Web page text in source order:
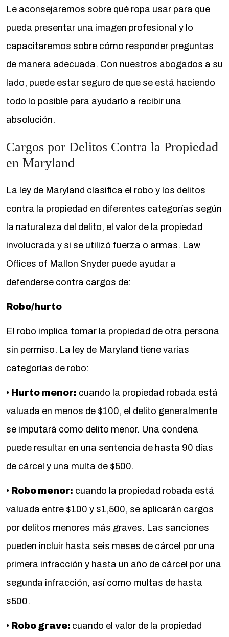
Le aconsejaremos sobre qué ropa usar para que
pueda presentar una imagen profesional y lo
capacitaremos sobre cómo responder preguntas
de manera adecuada. Con nuestros abogados a su
lado, puede estar seguro de que se está haciendo
todo lo posible para ayudarlo a recibir una
absolución.
Cargos por Delitos Contra la Propiedad
en Maryland
La ley de Maryland clasifica el robo y los delitos
contra la propiedad en diferentes categorías según
la naturaleza del delito, el valor de la propiedad
involucrada y si se utilizó fuerza o armas. Law
Offices of Mallon Snyder puede ayudar a
defenderse contra cargos de:
Robo/hurto
El robo implica tomar la propiedad de otra persona
sin permiso. La ley de Maryland tiene varias
categorías de robo:
• Hurto menor: cuando la propiedad robada está
valuada en menos de $100, el delito generalmente
se imputará como delito menor. Una condena
puede resultar en una sentencia de hasta 90 días
de cárcel y una multa de $500.
• Robo menor: cuando la propiedad robada está
valuada entre $100 y $1,500, se aplicarán cargos
por delitos menores más graves. Las sanciones
pueden incluir hasta seis meses de cárcel por una
primera infracción y hasta un año de cárcel por una
segunda infracción, así como multas de hasta
$500.
• Robo grave: cuando el valor de la propiedad